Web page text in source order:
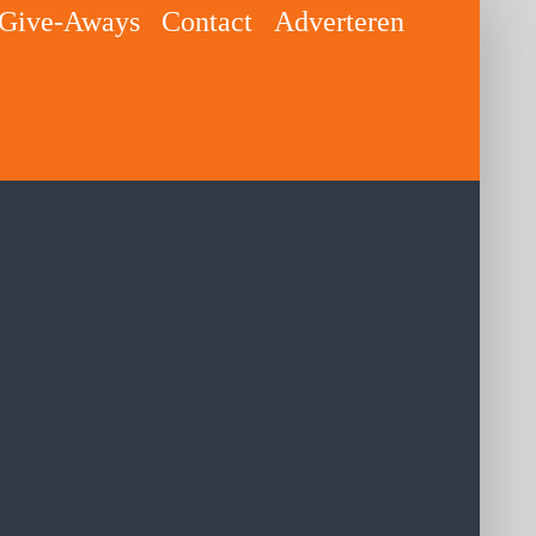
Aways Contact Adverteren